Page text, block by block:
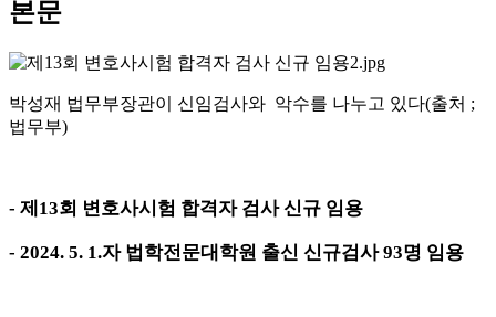
본문
박성재 법무부장관이 신임검사와 악수를 나누고 있다(출처 ;
법무부)
- 제 13회 변호사시험 합격자 검사 신규 임용
- 2024. 5. 1.자 법학전문대학원 출신 신규검사93명 임용